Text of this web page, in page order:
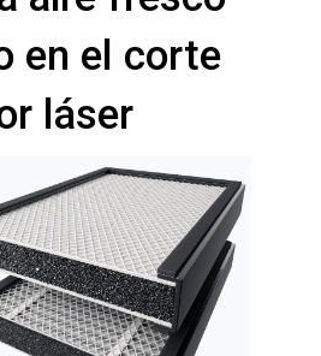
en el corte
láser